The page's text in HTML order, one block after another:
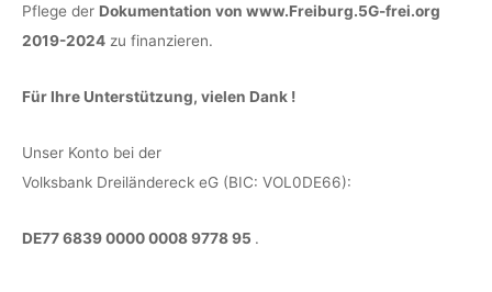
Pflege der Dokumentation von www.Freiburg.5G-frei.org
2019-2024 zu finanzieren.
Für Ihre Unterstützung, vielen Dank !
Unser Konto bei der
Volksbank Dreiländereck eG (BIC: VOL0DE66):
DE77 6839 0000 0008 9778 95 .